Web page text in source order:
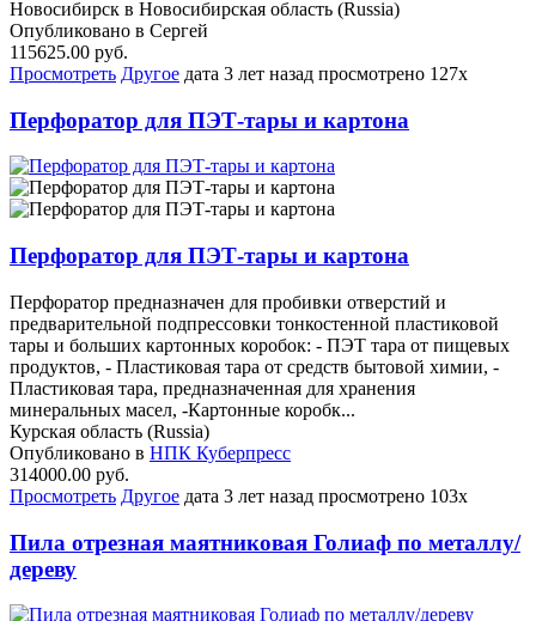
Новосибирск в Новосибирская область (Russia)
Опубликовано в Сергей
115625.00 руб.
Просмотреть Другое дата 3 лет назад просмотрено 127x
Перфоратор для ПЭТ-тары и картона
Перфоратор для ПЭТ-тары и картона
Перфоратор предназначен для пробивки отверстий и
предварительной подпрессовки тонкостенной пластиковой
тары и больших картонных коробок: - ПЭТ тара от пищевых
продуктов, - Пластиковая тара от средств бытовой химии, -
Пластиковая тара, предназначенная для хранения
минеральных масел, -Картонные коробк...
Курская область (Russia)
Опубликовано в НПК Куберпресс
314000.00 руб.
Просмотреть Другое дата 3 лет назад просмотрено 103x
Пила отрезная маятниковая Голиаф по металлу/
дереву